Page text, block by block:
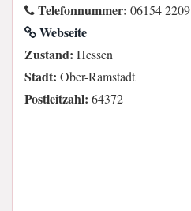
Telefonnummer: 06154 2209
Webseite
Zustand: Hessen
Stadt: Ober-Ramstadt
Postleitzahl: 64372